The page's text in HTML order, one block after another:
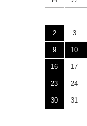
2 3
9 10
16 17
23 24
30 31